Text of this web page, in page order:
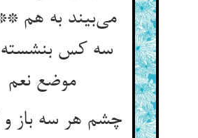
می‌‌بیند به هم
سه کس
موضع نعم‌‌
چشم هر سه باز